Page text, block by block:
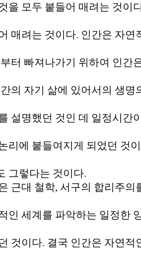
을 모두 붙들어 매려는 것이
매려는 것이다. 인간은 자
터 빠져나가기 위하여 인간
의 자기 삶에 있어서의 생
설명했던 것인 데 일정시간
리에 붙들여지게 되었던 것
그렇다는 것이다.
근대 철학, 서구의 합리주의
인 세계를 파악하는 일정한
것이다. 결국 인간은 자연